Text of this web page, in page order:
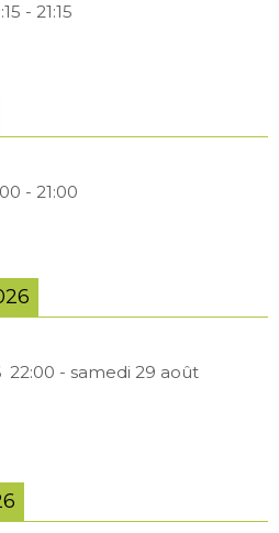
- 21:15
- 21:00
22:00 - samedi 29 août